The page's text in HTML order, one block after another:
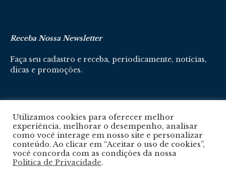
Receba Nossa Newsletter
Faça seu cadastro e receba, periodicamente, notícias,
dicas e promoções.
Cadastre-se aqui
Política De Privacidade
Utilizamos cookies para oferecer melhor
experiência, melhorar o desempenho, analisar
como você interage em nosso site e personalizar
conteúdo. Ao clicar em “Aceitar o uso de cookies”,
você concorda com as condições da nossa
Politica de Privacidade.